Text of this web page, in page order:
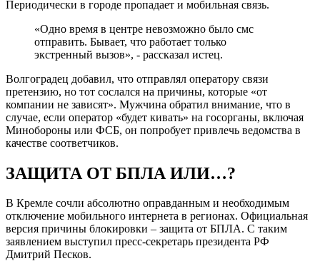
Периодически в городе пропадает и мобильная связь.
«Одно время в центре невозможно было смс
отправить. Бывает, что работает только
экстренный вызов», - рассказал истец.
Волгоградец добавил, что отправлял оператору связи
претензию, но тот сослался на причины, которые «от
компании не зависят». Мужчина обратил внимание, что в
случае, если оператор «будет кивать» на госорганы, включая
Минобороны или ФСБ, он попробует привлечь ведомства в
качестве соответчиков.
ЗАЩИТА ОТ БПЛА ИЛИ…?
В Кремле сочли абсолютно оправданным и необходимым
отключение мобильного интернета в регионах. Официальная
версия причины блокировки – защита от БПЛА. С таким
заявлением выступил пресс-секретарь президента РФ
Дмитрий Песков.